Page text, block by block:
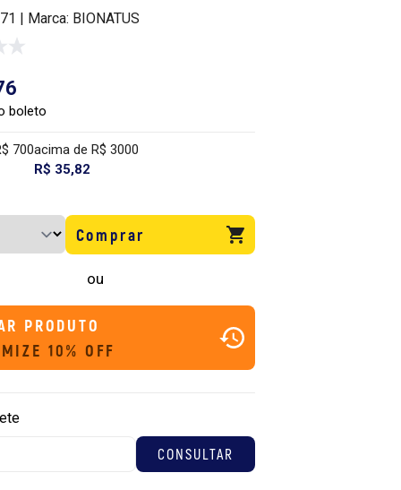
| Marca: BIONATUS
boleto
700acima de R$ 3000
R$ 35,82
Comprar
ou
PRODUTO
10% OFF